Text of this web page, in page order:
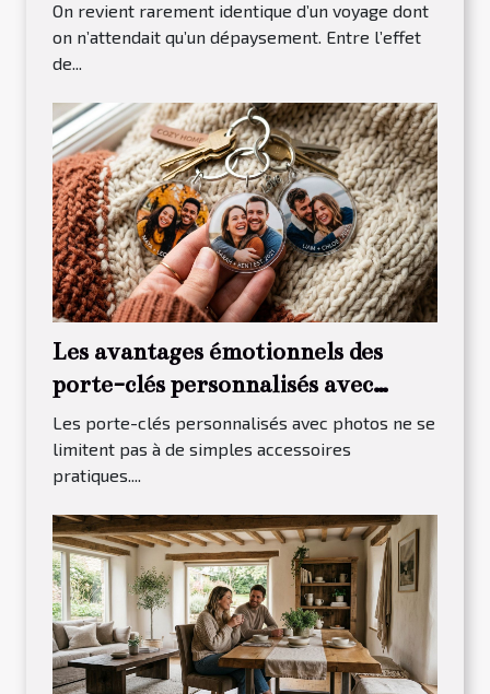
On revient rarement identique d’un voyage dont
on n’attendait qu’un dépaysement. Entre l’effet
de...
Les avantages émotionnels des
porte-clés personnalisés avec
photos
Les porte-clés personnalisés avec photos ne se
limitent pas à de simples accessoires
pratiques....